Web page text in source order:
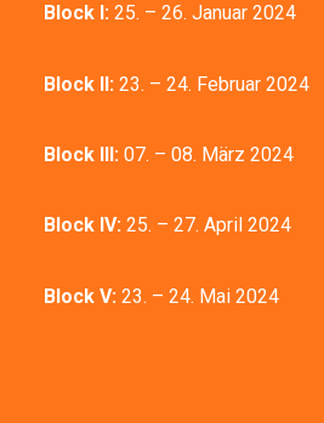
Block I:25. – 26. Januar 2024
Block II:23. – 24. Februar 2024
Block III:07. – 08. März 2024
Block IV:25. – 27. April 2024
Block V:23. – 24. Mai 2024